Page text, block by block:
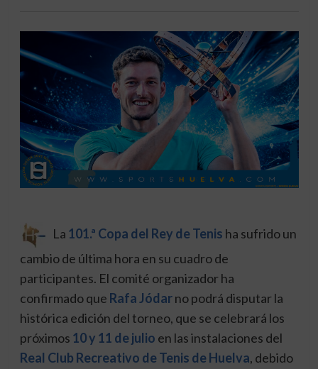
La 101.ª Copa del Rey de Tenis ha sufrido un
cambio de última hora en su cuadro de
participantes. El comité organizador ha
confirmado que Rafa Jódarno podrá disputar la
histórica edición del torneo, que se celebrará los
próximos 10 y 11 de julio en las instalaciones del
Real Club Recreativo de Tenis de Huelva, debido